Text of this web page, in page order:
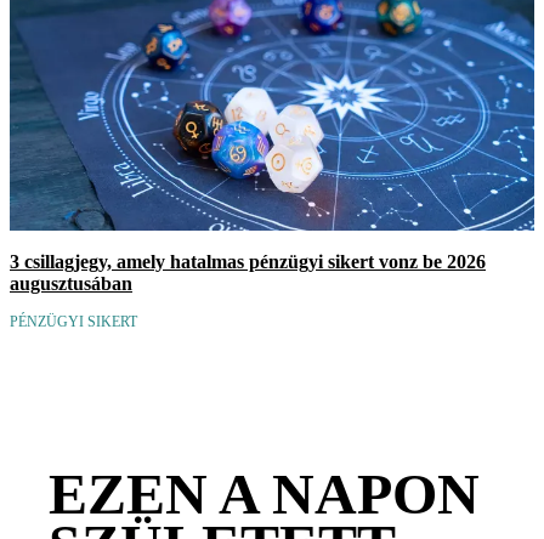
3 csillagjegy, amely hatalmas pénzügyi sikert vonz be 2026
augusztusában
PÉNZÜGYI SIKERT
EZEN A NAPON